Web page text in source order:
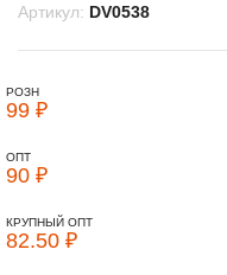
Артикул: DV0538
РОЗН
99 ₽
ОПТ
90 ₽
КРУПНЫЙ ОПТ
82.50 ₽